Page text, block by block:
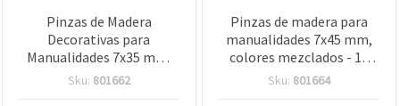
Pinzas de Madera
Decorativas para
Manualidades 7x35 mm,
Color Plata - 20 piezas
Sku: 801662
Pinzas de madera para
manualidades 7x45 mm,
colores mezclados - 10
unidades
Sku: 801664